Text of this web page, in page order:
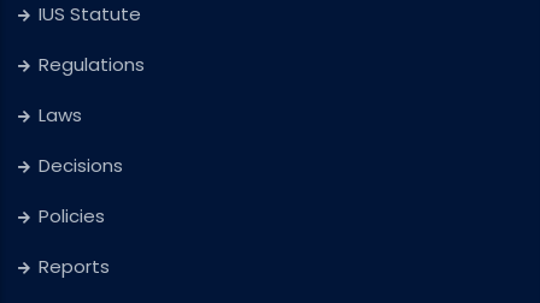
IUS Statute
Regulations
Laws
Decisions
Policies
Reports